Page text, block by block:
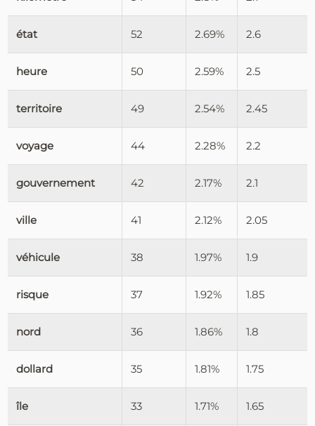
état 52 2.69% 2.6
heure 50 2.59% 2.5
territoire 49 2.54% 2.45
voyage 44 2.28% 2.2
gouvernement 42 2.17% 2.1
ville 41 2.12% 2.05
véhicule 38 1.97% 1.9
risque 37 1.92% 1.85
nord 36 1.86% 1.8
dollard 35 1.81% 1.75
île 33 1.71% 1.65